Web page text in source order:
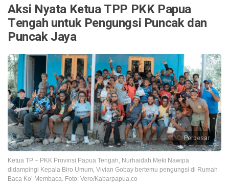
Aksi Nyata Ketua TPP PKK Papua
Tengah untuk Pengungsi Puncak dan
Puncak Jaya
Perbesar
Ketua TP – PKK Provinsi Papua Tengah, Nurhaidah Meki Nawipa
didampingi Kepala Biro Umum, Vivian Gobay bertemu pengungsi di Rumah
Baca Ko’ Membaca. Foto: Vero/Kabarpapua.co